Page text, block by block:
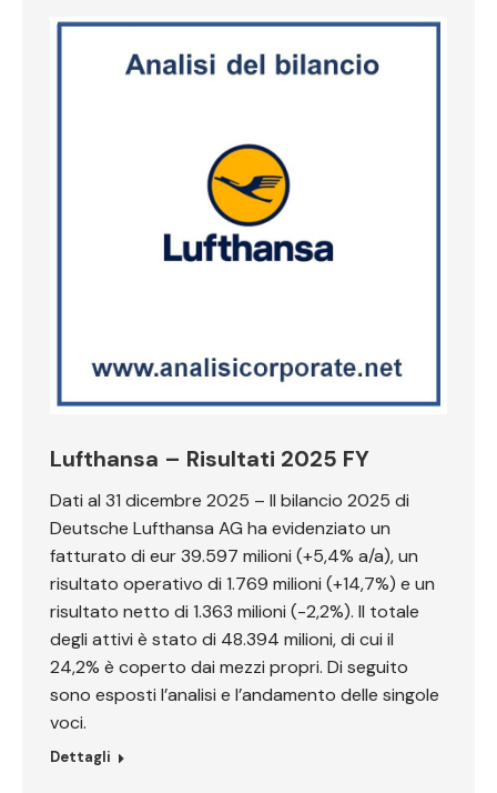
Lufthansa – Risultati 2025 FY
Dati al 31 dicembre 2025 – Il bilancio 2025 di
Deutsche Lufthansa AG ha evidenziato un
fatturato di eur 39.597 milioni (+5,4% a/a), un
risultato operativo di 1.769 milioni (+14,7%) e un
risultato netto di 1.363 milioni (-2,2%). Il totale
degli attivi è stato di 48.394 milioni, di cui il
24,2% è coperto dai mezzi propri. Di seguito
sono esposti l’analisi e l’andamento delle singole
voci.
Dettagli